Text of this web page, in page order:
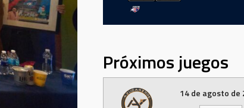
Próximos juegos
14 de agosto de